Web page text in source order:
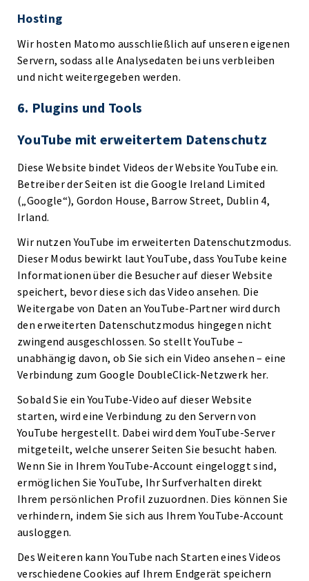
Hosting
Wir hosten Matomo ausschließlich auf unseren eigenen
Servern, sodass alle Analysedaten bei uns verbleiben
und nicht weitergegeben werden.
6. Plugins und Tools
YouTube mit erweitertem Datenschutz
Diese Website bindet Videos der Website YouTube ein.
Betreiber der Seiten ist die Google Ireland Limited
(„Google“), Gordon House, Barrow Street, Dublin 4,
Irland.
Wir nutzen YouTube im erweiterten Datenschutzmodus.
Dieser Modus bewirkt laut YouTube, dass YouTube keine
Informationen über die Besucher auf dieser Website
speichert, bevor diese sich das Video ansehen. Die
Weitergabe von Daten an YouTube-Partner wird durch
den erweiterten Datenschutzmodus hingegen nicht
zwingend ausgeschlossen. So stellt YouTube –
unabhängig davon, ob Sie sich ein Video ansehen – eine
Verbindung zum Google DoubleClick-Netzwerk her.
Sobald Sie ein YouTube-Video auf dieser Website
starten, wird eine Verbindung zu den Servern von
YouTube hergestellt. Dabei wird dem YouTube-Server
mitgeteilt, welche unserer Seiten Sie besucht haben.
Wenn Sie in Ihrem YouTube-Account eingeloggt sind,
ermöglichen Sie YouTube, Ihr Surfverhalten direkt
Ihrem persönlichen Profil zuzuordnen. Dies können Sie
verhindern, indem Sie sich aus Ihrem YouTube-Account
ausloggen.
Des Weiteren kann YouTube nach Starten eines Videos
verschiedene Cookies auf Ihrem Endgerät speichern